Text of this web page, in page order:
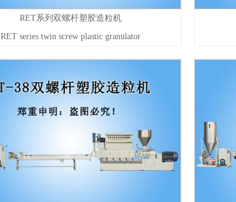
RET系列双螺杆塑胶造粒机
RET series twin screw plastic granulator